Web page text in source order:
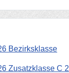
Bezirksklasse
Zusatzklasse C 2